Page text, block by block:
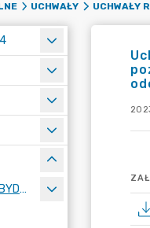
UCHWAŁY UCHWAŁY
ZARZĄDZENIA STAROSTY BYDGOSKIEGO